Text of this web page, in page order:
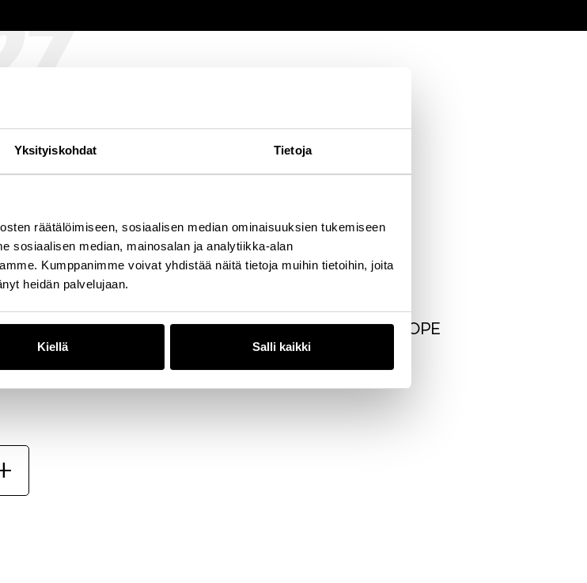
Yksityiskohdat Tietoja
räätälöimiseen, sosiaalisen median ominaisuuksien tukemiseen
sosiaalisen median, mainosalan ja analytiikka-alan
Kumppanimme voivat yhdistää näitä tietoja muihin tietoihin, joita
heidän palvelujaan.
Kiellä Salli kaikki
OF B2B, D2C, MARKETPLACE ECOMMERCE EUROPE
STERKEL